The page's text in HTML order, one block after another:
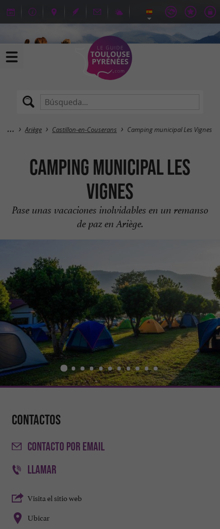
Ariège Castillon-en-Couserans Camping municipal Les Vignes
Camping municipal Les
Vignes
Pase unas vacaciones inolvidables en un remanso
de paz en Ariège.
Contactos
CONTACTO POR EMAIL
LLAMAR
Visita el sitio web
Ubicar